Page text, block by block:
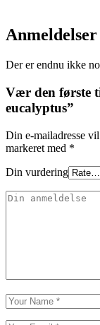
Anmeldelser
Der er endnu ikke
Vær den første
eucalyptus”
Din e-mailadresse
markeret med *
Din vurdering